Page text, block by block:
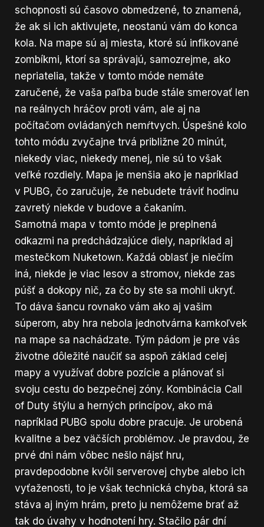
schopnosti sú časovo obmedzené, to znamená,
že ak si ich aktivujete, neostanú vám do konca
kola. Na mape sú aj miesta, ktoré sú infikované
zombíkmi, ktorí sa správajú, samozrejme, ako
nepriatelia, takže v tomto móde nemáte
zaručené, že vaša paľba bude stále smerovať len
na reálnych hráčov proti vám, ale aj na
počítačom ovládaných nemŕtvych. Úspešné kolo
tohto módu zvyčajne trvá približne 20 minút,
niekedy viac, niekedy menej, nie sú to však
veľké rozdiely. Mapa je menšia ako je napríklad
v PUBG, čo zaručuje, že nebudete tráviť hodinu
zavretý niekde v budove a čakaním.
Samotná mapa v tomto móde je preplnená
odkazmi na predchádzajúce diely, napríklad aj
mestečkom Nuketown. Každá oblasť je niečím
iná, niekde je viac lesov a stromov, niekde zas
púšť a dokopy nič, za čo by ste sa mohli ukryť.
To dáva šancu rovnako vám ako aj vašim
súperom, aby hra nebola jednotvárna kamkoľvek
na mape sa nachádzate. Tým pádom je pre vás
životne dôležité naučiť sa aspoň základ celej
mapy a využívať dobre pozície a plánovať si
svoju cestu do bezpečnej zóny. Kombinácia Call
of Duty štýlu a herných princípov, ako má
napríklad PUBG spolu dobre pracuje. Je urobená
kvalitne a bez väčších problémov. Je pravdou, že
prvé dni nám vôbec nešlo nájsť hru,
pravdepodobne kvôli serverovej chybe alebo ich
vyťaženosti, to je však technická chyba, ktorá sa
stáva aj iným hrám, preto ju nemôžeme brať až
tak do úvahy v hodnotení hry. Stačilo pár dní